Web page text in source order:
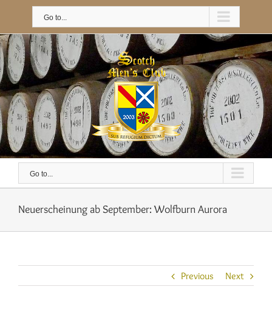
Go to...
Go to...
Neuerscheinung ab September: Wolfburn Aurora
Previous Next